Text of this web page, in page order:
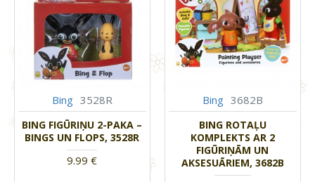
Bing 3528R
BING FIGŪRIŅU 2-PAKA –
BINGS UN FLOPS, 3528R
9.99 €
Bing 3682B
BING ROTAĻU
KOMPLEKTS AR 2
FIGŪRIŅĀM UN
AKSESUĀRIEM, 3682B